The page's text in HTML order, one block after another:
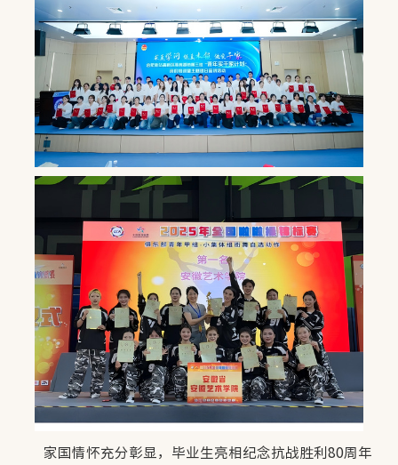
家国情怀充分彰显，毕业生亮相纪念抗战胜利80周年